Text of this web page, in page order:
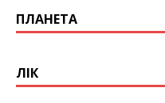
ПЛАНЕТА
ЛІК